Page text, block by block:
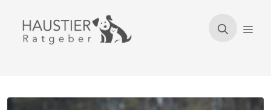
Inhalt
springen